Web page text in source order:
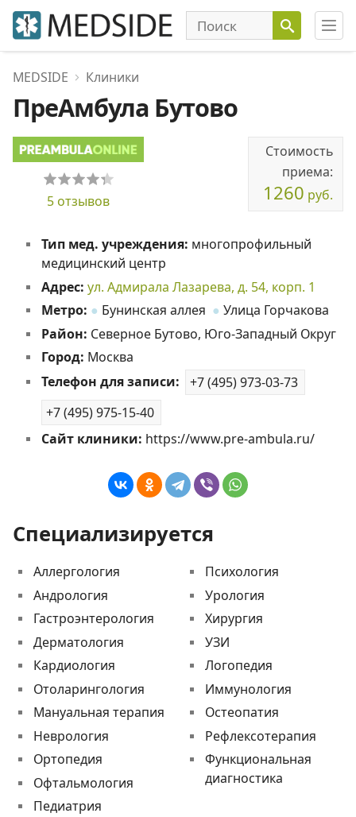
MEDSIDE Клиники
ПреАмбула Бутово
Стоимость
приема:
1260 руб.
5 отзывов
Тип мед. учреждения: многопрофильный
медицинский центр
Адрес: ул. Адмирала Лазарева, д. 54, корп. 1
Метро: ● Бунинская аллея ● Улица Горчакова
Район: Северное Бутово, Юго-Западный Округ
Город: Москва
Телефон для записи:
+7 (495) 973-03-73
+7 (495) 975-15-40
Сайт клиники: https://www.pre-ambula.ru/
Специализируется
Аллергология
Андрология
Гастроэнтерология
Дерматология
Кардиология
Отоларингология
Мануальная терапия
Неврология
Ортопедия
Офтальмология
Педиатрия
Психология
Урология
Хирургия
УЗИ
Логопедия
Иммунология
Остеопатия
Рефлексотерапия
Функциональная
диагностика